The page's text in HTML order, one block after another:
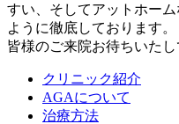
すい、そしてアットホー
ように徹底しております。
皆様のご来院お待ちいたし
クリニック紹介
AGAについて
治療方法